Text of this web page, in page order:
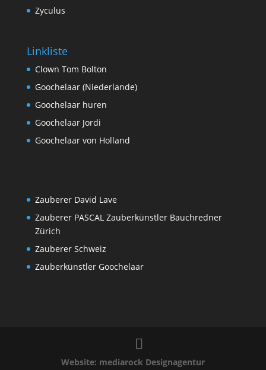
Zyculus
Linkliste
Clown Tom Bolton
Goochelaar (Niederlande)
Goochelaar huren
Goochelaar Jordi
Goochelaar von Holland
Zauberer David Lave
Zauberer PASCAL Zauberkünstler Bauchredner
Zürich
Zauberer Schweiz
Zauberkünstler Goochelaar
Website: mediarock Designagentur